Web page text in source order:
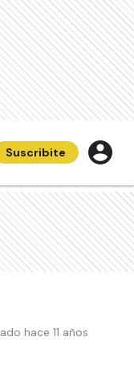
Suscribite
hace 11 años